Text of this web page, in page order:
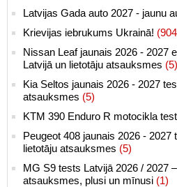
Latvijas Gada auto 2027 - jaunu
Krievijas iebrukums Ukrainā!
Nissan Leaf jaunais 2026 - 2027
Latvijā un lietotāju atsauksmes (5)
Kia Seltos jaunais 2026 - 2027
atsauksmes (5)
KTM 390 Enduro R motocikla
Peugeot 408 jaunais 2026 - 2027
lietotāju atsauksmes (5)
MG S9 tests Latvijā 2026 / 2027
atsauksmes, plusi un mīnusi (1)